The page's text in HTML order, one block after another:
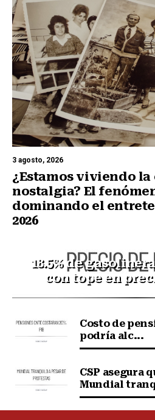
3 agosto, 2026
¿Estamos viviendo la
nostalgia? El
dominando el
2026
18.5% de
con tope en
Costo de
podría alc...
CSP asegura
Mundial